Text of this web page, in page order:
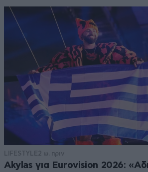
LIFESTYLE 2 ω. πριν
Akylas για Eurovision 2026: